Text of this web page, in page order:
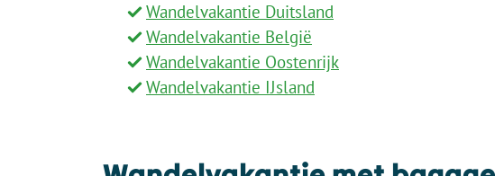
Wandelvakantie Duitsland
Wandelvakantie België
Wandelvakantie Oostenrijk
Wandelvakantie IJsland